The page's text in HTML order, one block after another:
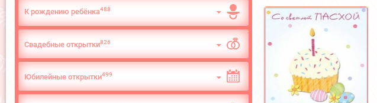
К рождению ребёнка488
Свадебные открытки826
Юбилейные открытки499